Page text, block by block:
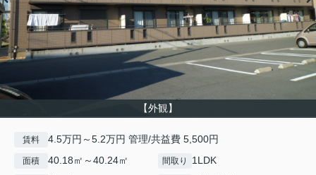
【外観】
賃料 4.5万円～5.2万円 管理/共益費 5,500円
面積 40.18㎡～40.24㎡ 間取り 1LDK